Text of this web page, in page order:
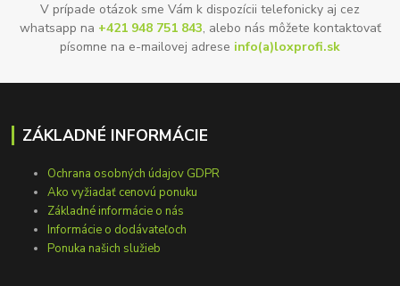
V prípade otázok sme Vám k dispozícii telefonicky aj cez
whatsapp na +421 948 751 843, alebo nás môžete kontaktovať
písomne na e-mailovej adrese info(a)loxprofi.sk
ZÁKLADNÉ INFORMÁCIE
Ochrana osobných údajov GDPR
Ako vyžiadať cenovú ponuku
Základné informácie o nás
Informácie o dodávateľoch
Ponuka našich služieb